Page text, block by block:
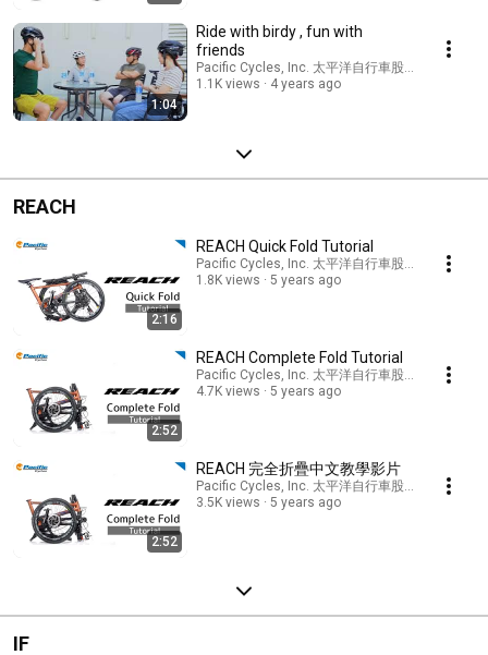
1:04
Ride with birdy , fun with
friends
Pacific Cycles, Inc. 太平洋自行車股份有限公司
1.1K views
4 years ago
REACH
2:16
REACH Quick Fold Tutorial
Pacific Cycles, Inc. 太平洋自行車股份有限公司
1.8K views
5 years ago
2:52
REACH Complete Fold Tutorial
Pacific Cycles, Inc. 太平洋自行車股份有限公司
4.7K views
5 years ago
2:52
REACH 完全折疊中文教學影片
Pacific Cycles, Inc. 太平洋自行車股份有限公司
3.5K views
5 years ago
IF